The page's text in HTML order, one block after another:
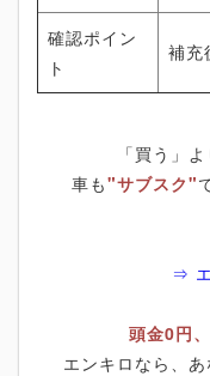
確認ポイン
ト
補充
「買う」
車も"サブスク"
⇒
頭金0円
エンキロなら、